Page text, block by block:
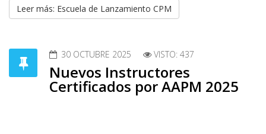
Leer más: Escuela de Lanzamiento CPM
30 OCTUBRE 2025 VISTO: 437
Nuevos Instructores
Certificados por AAPM 2025